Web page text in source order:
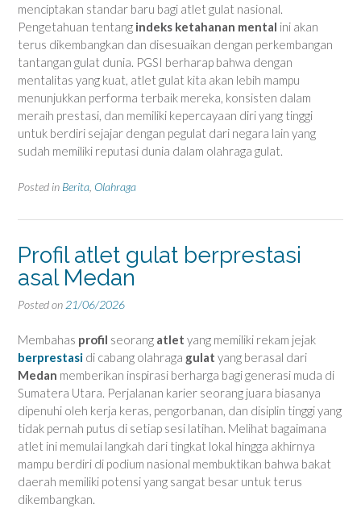
menciptakan standar baru bagi atlet gulat nasional.
Pengetahuan tentang indeks ketahanan mental ini akan
terus dikembangkan dan disesuaikan dengan perkembangan
tantangan gulat dunia. PGSI berharap bahwa dengan
mentalitas yang kuat, atlet gulat kita akan lebih mampu
menunjukkan performa terbaik mereka, konsisten dalam
meraih prestasi, dan memiliki kepercayaan diri yang tinggi
untuk berdiri sejajar dengan pegulat dari negara lain yang
sudah memiliki reputasi dunia dalam olahraga gulat.
Posted in Berita Olahraga
Profil atlet gulat berprestasi
asal Medan
Posted on 21/06/2026
Membahas profil seorang atlet yang memiliki rekam jejak
berprestasi di cabang olahraga gulat yang berasal dari
Medan memberikan inspirasi berharga bagi generasi muda di
Sumatera Utara. Perjalanan karier seorang juara biasanya
dipenuhi oleh kerja keras, pengorbanan, dan disiplin tinggi yang
tidak pernah putus di setiap sesi latihan. Melihat bagaimana
atlet ini memulai langkah dari tingkat lokal hingga akhirnya
mampu berdiri di podium nasional membuktikan bahwa bakat
daerah memiliki potensi yang sangat besar untuk terus
dikembangkan.